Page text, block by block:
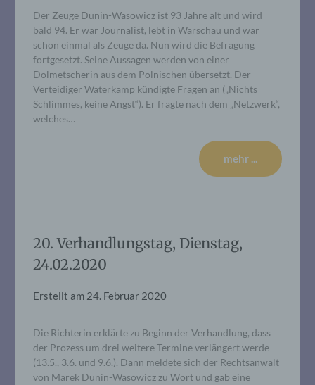
Der Zeuge Dunin-Wasowicz ist 93 Jahre alt und wird
bald 94. Er war Journalist, lebt in Warschau und war
schon einmal als Zeuge da. Nun wird die Befragung
fortgesetzt. Seine Aussagen werden von einer
Dolmetscherin aus dem Polnischen übersetzt. Der
Verteidiger Waterkamp kündigte Fragen an („Nichts
Schlimmes, keine Angst“). Er fragte nach dem „Netzwerk“,
welches…
mehr ...
20. Verhandlungstag, Dienstag,
24.02.2020
Erstellt am 24. Februar 2020
Die Richterin erklärte zu Beginn der Verhandlung, dass
der Prozess um drei weitere Termine verlängert werde
(13.5., 3.6. und 9.6.). Dann meldete sich der Rechtsanwalt
von Marek Dunin-Wasowicz zu Wort und gab eine